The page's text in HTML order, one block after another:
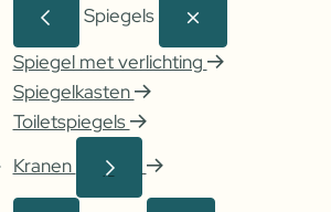
Spiegels
Spiegel met verlichting
Spiegelkasten
Toiletspiegels
Kranen